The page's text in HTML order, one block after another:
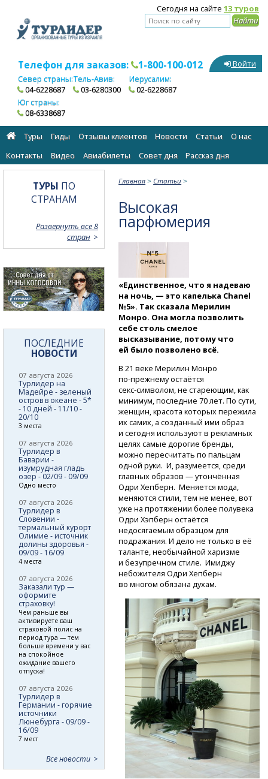
Сегодня на сайте 13 туров
Телефон для заказов: 1-800-100-012
Север страны:
04-6228687
Тель-Авив:
03-6280300
Иерусалим:
02-6228687
Юг страны:
08-6338687
Войти
Туры Гиды Отзывы клиентов Новости Статьи
О нас
Контакты
Видео Авиабилеты Cовет дня Рассказ дня
Главная > Статьи >
Высокая
парфюмерия
«Единственное, что я надеваю
на ночь, — это капелька Chanel
№5». Так сказала Мерилин
Монро. Она могла позволить
себе столь смелое
высказывание, потому что
ей было позволено всё.
В 21 веке Мерилин Монро
по-прежнемуостаётся
секс-символом, не стареющим, как
минимум, последние 70 лет. По сути,
женщин, красота которых пережила
их самих, а созданный ими образ
и сегодня используют в рекламных
целях самые дорогие бренды,
можно пересчитать по пальцам
одной руки. И, разумеется, среди
главных образов — утончённая
Одри Хепберн. Меняется мода,
меняются стили, тем не менее, вот
уже на протяжении более полувека
Одри Хэпберн остаётся
недосягаемым образцом для
подражания. И дело не только в её
таланте, необычайной харизме
и безупречном стиле. Имиджу
небожителя Одри Хепберн
во многом обязана духам.
ТУРЫ ПО
СТРАНАМ
Развернуть все 8
стран
ПОСЛЕДНИЕ
НОВОСТИ
07 августа 2026
Турлидер на
Мадейре - зеленый
остров в океане - 5*
- 10 дней - 11/10 -
20/10
3 места
07 августа 2026
Турлидер в
Баварии -
изумрудная гладь
озер - 02/09 - 09/09
Одно место
07 августа 2026
Турлидер в
Словении -
термальный курорт
Олимие - источник
долины здоровья -
09/09 - 16/09
4 места
07 августа 2026
Заказали тур —
оформите
страховку!
Чем раньше вы
активируете ваш
страховой полис на
период тура — тем
больше времени у вас
на спокойное
ожидание вашего
отпуска!
07 августа 2026
Турлидер в
Германии - горячие
источники
Люнебурга - 09/09 -
16/09
7 мест
Все новости